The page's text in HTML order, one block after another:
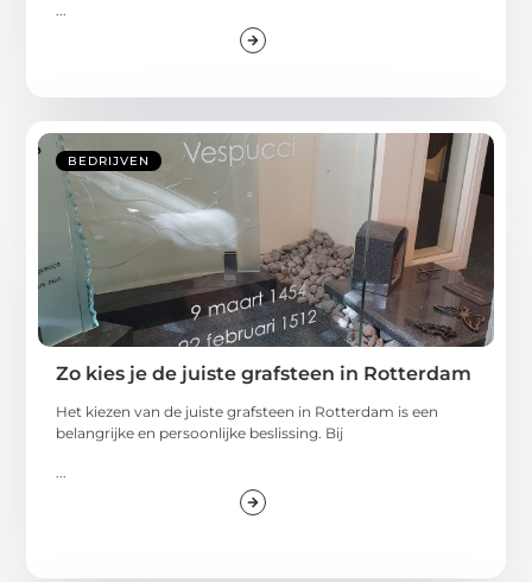
...
BEDRIJVEN
Zo kies je de juiste grafsteen in Rotterdam
Het kiezen van de juiste grafsteen in Rotterdam is een
belangrijke en persoonlijke beslissing. Bij